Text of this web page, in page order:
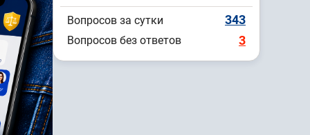
Вопросов за сутки 343
Вопросов без ответов 3